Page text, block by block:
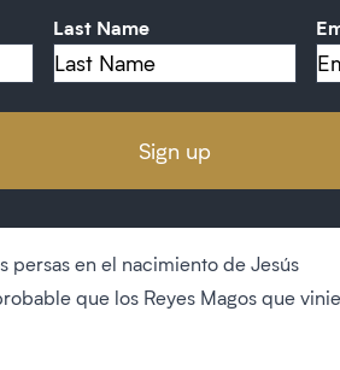
Last Name
persas en el nacimiento de Jesús
que los Reyes Magos que